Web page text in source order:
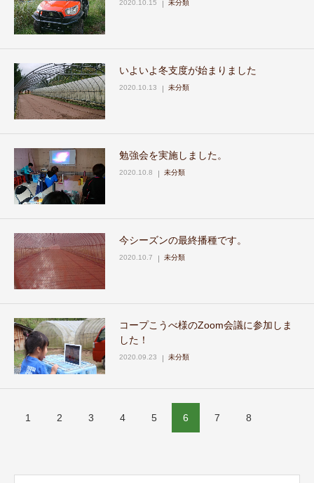
2020.10.15 未分類
いよいよ冬支度が始まりました
2020.10.13 未分類
勉強会を実施しました。
2020.10.8 未分類
今シーズンの最終播種です。
2020.10.7 未分類
コープこうべ様のZoom会議に参加しま
した！
2020.09.23 未分類
1 2 3 4 5 6 7 8